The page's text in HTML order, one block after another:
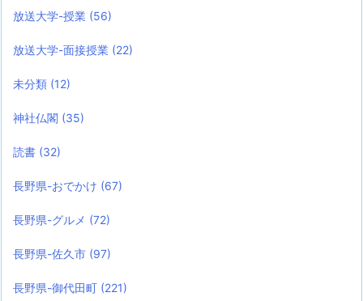
放送大学-授業 (56)
放送大学-面接授業 (22)
未分類 (12)
神社仏閣 (35)
読書 (32)
長野県-おでかけ (67)
長野県-グルメ (72)
長野県-佐久市 (97)
長野県-御代田町 (221)